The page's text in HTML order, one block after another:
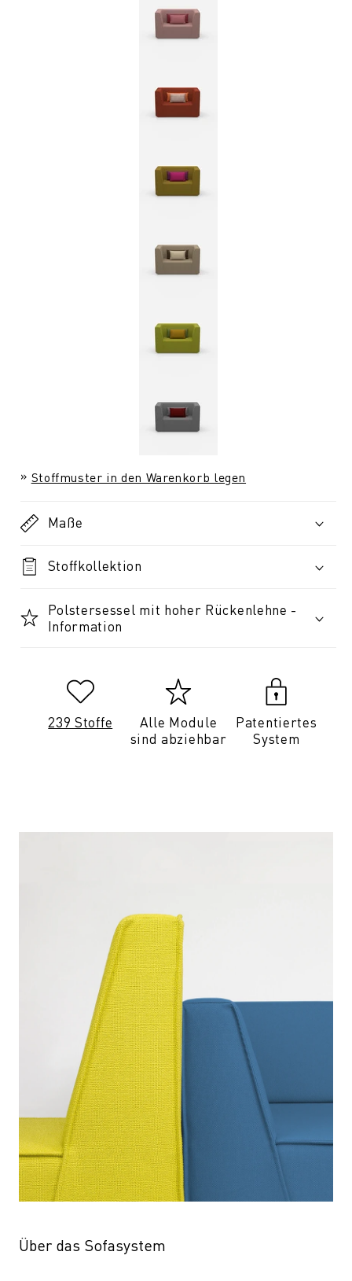
Stoffmuster in den Warenkorb legen
Maße
Stoffkollektion
Polstersessel mit hoher Rückenlehne -
Information
239 Stoffe
Alle Module
sind abziehbar
Patentiertes
System
Über das Sofasystem